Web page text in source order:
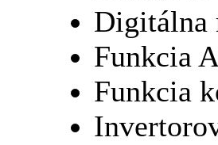
Digitálna
Funkcia
Funkcia